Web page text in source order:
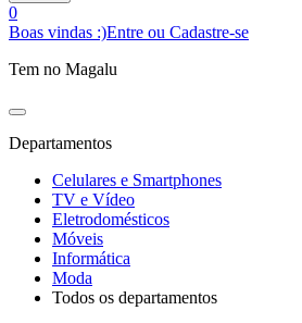
0
Boas vindas :)Entre ou Cadastre-se
Tem no Magalu
Departamentos
Celulares e Smartphones
TV e Vídeo
Eletrodomésticos
Móveis
Informática
Moda
Todos os departamentos